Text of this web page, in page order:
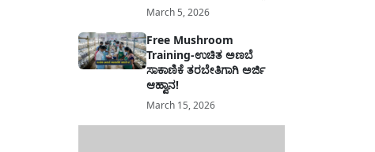
March 5, 2026
Free Mushroom
Training-ಉಚಿತ ಅಣಬೆ
ಸಾಕಾಣಿಕೆ ತರಬೇತಿಗಾಗಿ ಅರ್ಜಿ
ಆಹ್ವಾನ!
March 15, 2026